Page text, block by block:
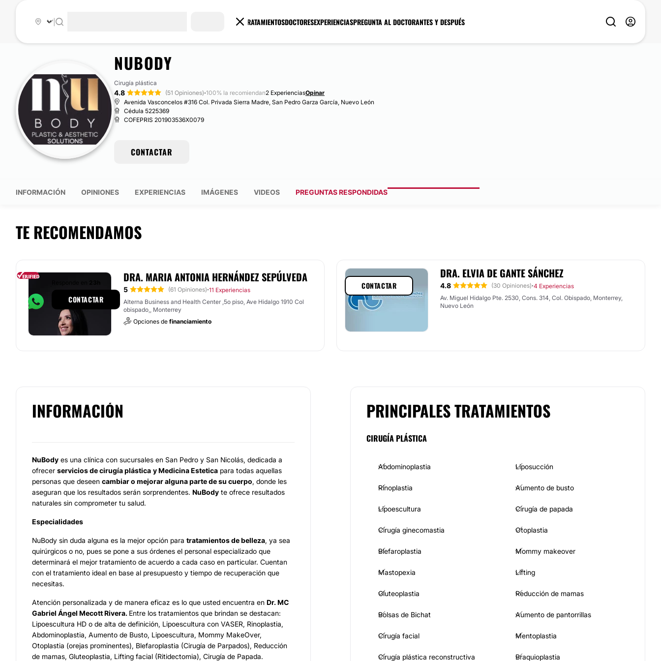
TRATAMIENTOSDOCTORESEXPERIENCIASPREGUNTA AL DOCTORANTES Y DESPUÉS
NUBODY
Cirugía plástica
4.8 (51 Opiniones)·100% la recomiendan2 ExperienciasOpinar
Avenida Vasconcelos #316 Col. Privada Sierra Madre, San Pedro Garza García, Nuevo León
Cédula 5225369
COFEPRIS 201903536X0079
CONTACTAR
INFORMACIÓN OPINIONES EXPERIENCIAS IMÁGENES VIDEOS PREGUNTAS RESPONDIDAS
TE RECOMENDAMOS
DRA. MARIA ANTONIA HERNÁNDEZ SEPÚLVEDA
5 (61 Opiniones)·11 Experiencias
Alterna Business and Health Center ,5o piso, Ave Hidalgo 1910 Col
obispado,, Monterrey
Opciones de financiamiento
CONTACTAR
DRA. ELVIA DE GANTE SÁNCHEZ
4.8 (30 Opiniones)·4 Experiencias
Av. Miguel Hidalgo Pte. 2530, Cons. 314, Col. Obispado, Monterrey,
Nuevo León
CONTACTAR
INFORMACIÓN
NuBody es una clínica con sucursales en San Pedro y San Nicolás, dedicada a
ofrecer servicios de cirugía plástica y Medicina Estetica para todas aquellas
personas que deseen cambiar o mejorar alguna parte de su cuerpo, donde les
aseguran que los resultados serán sorprendentes. NuBody te ofrece resultados
naturales sin comprometer tu salud.
Especialidades
NuBody sin duda alguna es la mejor opción para tratamientos de belleza, ya sea
quirúrgicos o no, pues se pone a sus órdenes el personal especializado que
determinará el mejor tratamiento de acuerdo a cada caso en particular. Cuentan
con el tratamiento ideal en base al presupuesto y tiempo de recuperación que
necesitas.
Atención personalizada y de manera eficaz es lo que usted encuentra en Dr. MC
Gabriel Ángel Mecott Rivera. Entre los tratamientos que brindan se destacan:
Lipoescultura HD o de alta de definición, Lipoescultura con VASER, Rinoplastia,
Abdominoplastia, Aumento de Busto, Lipoescultura, Mommy MakeOver,
Otoplastia (orejas prominentes), Blefaroplastia (Cirugía de Parpados), Reducción
de mamas, Gluteoplastia, Lifting facial (Ritidectomia), Cirugía de Papada.
PRINCIPALES TRATAMIENTOS
CIRUGÍA PLÁSTICA
Abdominoplastia Liposucción
Rinoplastia Aumento de busto
Lipoescultura Cirugía de papada
Cirugía ginecomastia Otoplastia
Blefaroplastia Mommy makeover
Mastopexia Lifting
Gluteoplastia Reducción de mamas
Bolsas de Bichat Aumento de pantorrillas
Cirugía facial Mentoplastia
Cirugía plástica reconstructiva Braquioplastia